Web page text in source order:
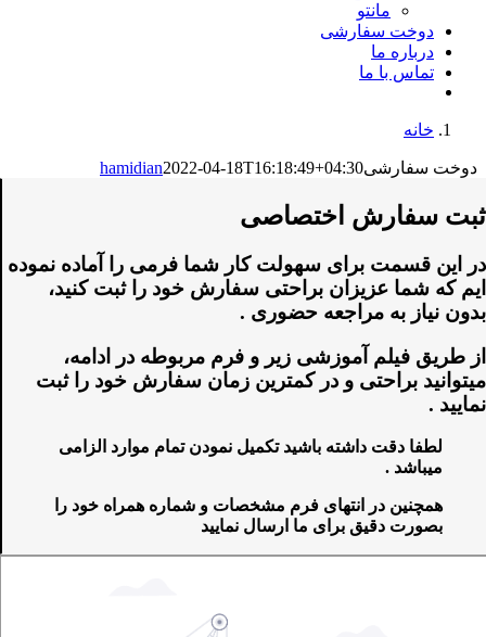
مانتو
دوخت سفارشی
درباره ما
تماس با ما
خانه
دوخت سفارشی hamidian2022-04-18T16:18:49+04:30
ثبت سفارش اختصاصی
در این قسمت برای سهولت کار شما فرمی را آماده نموده
ایم که شما عزیزان براحتی سفارش خود را ثبت کنید،
بدون نیاز به مراجعه حضوری .
از طریق فیلم آموزشی زیر و فرم مربوطه در ادامه،
میتوانید براحتی و در کمترین زمان سفارش خود را ثبت
نمایید .
لطفا دقت داشته باشید تکمیل نمودن تمام موارد الزامی
میباشد .
همچنین در انتهای فرم مشخصات و شماره همراه خود را
بصورت دقیق برای ما ارسال نمایید